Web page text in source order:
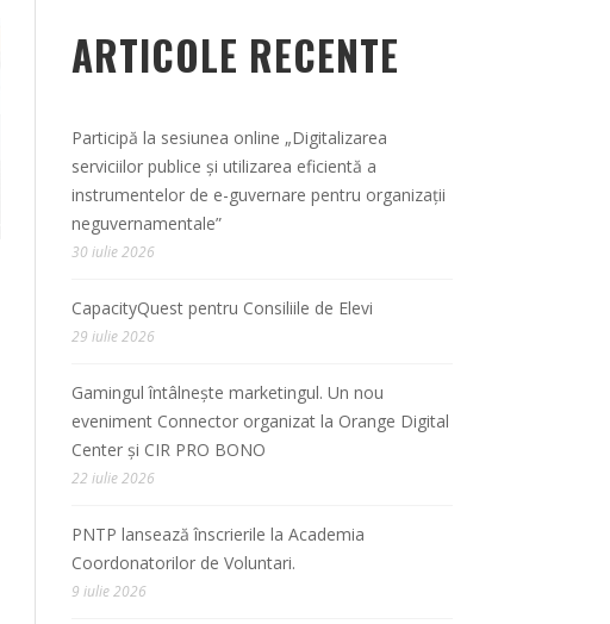
ARTICOLE RECENTE
Participă la sesiunea online „Digitalizarea
serviciilor publice și utilizarea eficientă a
instrumentelor de e-guvernare pentru organizații
neguvernamentale”
30 iulie 2026
CapacityQuest pentru Consiliile de Elevi
29 iulie 2026
Gamingul întâlnește marketingul. Un nou
eveniment Connector organizat la Orange Digital
Center și CIR PRO BONO
22 iulie 2026
PNTP lansează înscrierile la Academia
Coordonatorilor de Voluntari.
9 iulie 2026